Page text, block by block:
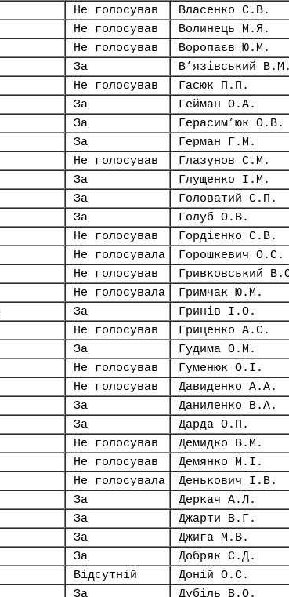
Не голосував Власенко С.В.
Не голосував Волинець М.Я.
Не голосував Воропаєв Ю.М.
За В’язівський В.М.
Не голосував Гасюк П.П.
За Гейман О.А.
За Герасим’юк О.В.
За Герман Г.М.
Не голосував Глазунов С.М.
За Глущенко І.М.
За Головатий С.П.
За Голуб О.В.
Не голосував Гордієнко С.В.
Не голосувала Горошкевич О.С.
Не голосував Гривковський
Не голосувала Гримчак Ю.М.
За Гринів І.О.
Не голосував Гриценко А.С.
За Гудима О.М.
Не голосував Гуменюк О.І.
Не голосував Давиденко А.А.
За Даниленко В.А.
За Дарда О.П.
Не голосував Демидко В.М.
Не голосував Демянко М.І.
Не голосувала Денькович І.В.
За Деркач А.Л.
За Джарти В.Г.
За Джига М.В.
За Добряк Є.Д.
Відсутній Доній О.С.
За Дубіль В.О.